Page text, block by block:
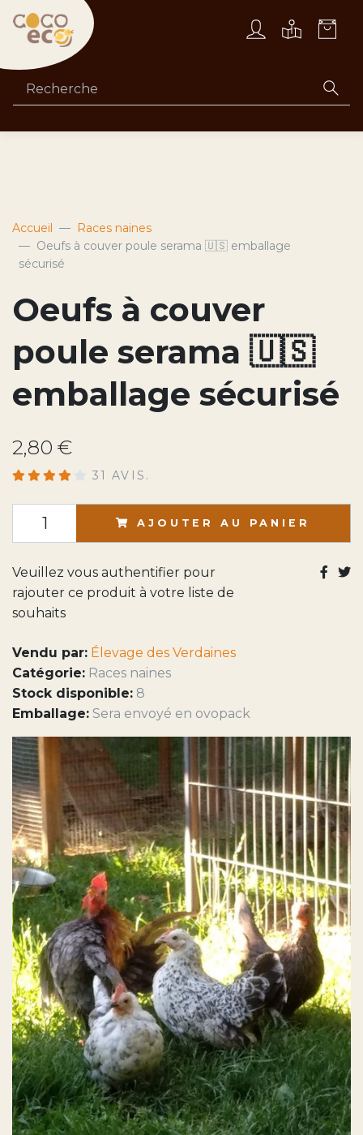
Accueil
Races naines
Oeufs à couver poule serama 🇺🇸 emballage
sécurisé
Oeufs à couver
poule serama 🇺🇸
emballage sécurisé
2,80 €
31 AVIS.
AJOUTER AU PANIER
Veuillez vous authentifier pour
rajouter ce produit à votre liste de
souhaits
Vendu par: Élevage des Verdaines
Catégorie: Races naines
Stock disponible: 8
Emballage: Sera envoyé en ovopack